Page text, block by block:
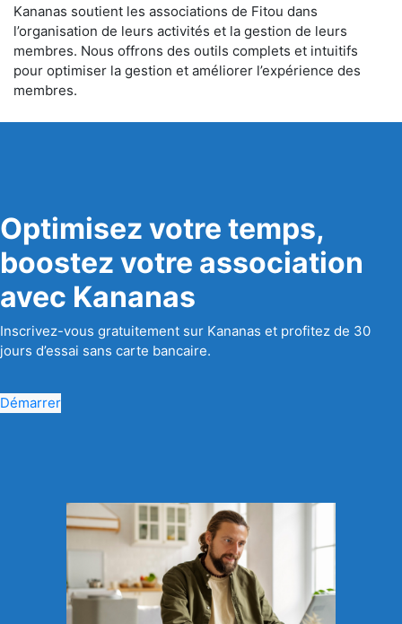
Kananas soutient les associations de Fitou dans
l’organisation de leurs activités et la gestion de leurs
membres. Nous offrons des outils complets et intuitifs
pour optimiser la gestion et améliorer l’expérience des
membres.
Optimisez votre temps,
boostez votre association
avec Kananas
Inscrivez-vous gratuitement sur Kananas et profitez de 30
jours d’essai sans carte bancaire.
Démarrer